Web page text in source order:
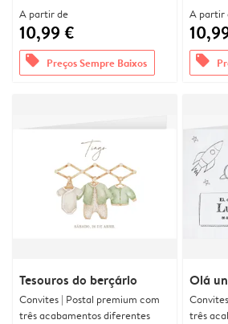
A partir de
10,99 €
offers Preços Sempre Baixos
A partir
offers
Tesouros do berçário
Convites | Postal premium com
três acabamentos diferentes
Olá
três